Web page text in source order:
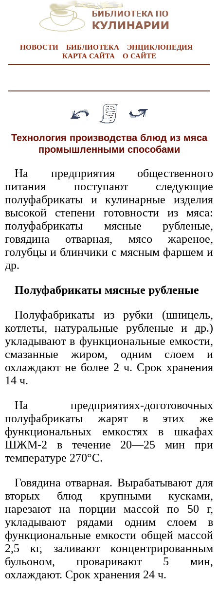
НОВОСТИ БИБЛИОТЕКА
ЭНЦИКЛОПЕДИЯ
КАРТА САЙТА
О САЙТЕ
Технология производства блюд из мяса
промышленными способами
На предприятия общественного
питания поступают следующие
полуфабрикаты и кулинарные изделия
высокой степени готовности из мяса:
полуфабрикаты мясные рубленые,
говядина отварная, мясо жареное,
голубцы и блинчики с мясным фаршем и
др.
Полуфабрикаты мясные рубленые
Полуфабрикаты из рубки (шницель,
котлеты, натуральные рубленые и др.)
укладывают в функциональные емкости,
смазанные жиром, одним слоем и
охлаждают не более 2 ч. Срок хранения
14 ч.
На предприятиях-доготовочных
полуфабрикаты жарят в этих же
функциональных емкостях в шкафах
ШЖМ-2 в течение 20—25 мин при
температуре 270°С.
Говядина отварная. Вырабатывают для
вторых блюд крупными кусками,
нарезают на порции массой по 50 г,
укладывают рядами одним слоем в
функциональные емкости общей массой
2,5 кг, заливают концентрированным
бульоном, проваривают 5 мин,
охлаждают. Срок хранения 24 ч.